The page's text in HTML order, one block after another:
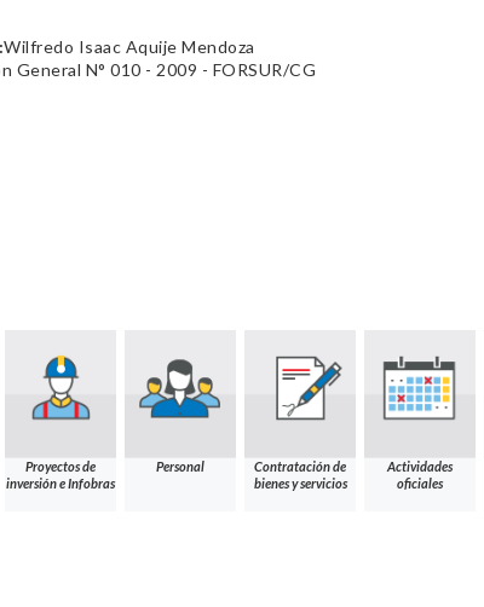
Wilfredo Isaac Aquije Mendoza
General N° 010 - 2009 - FORSUR/CG
Proyectos de
inversión e Infobras
Personal
Contratación de
bienes y servicios
Actividades
oficiales